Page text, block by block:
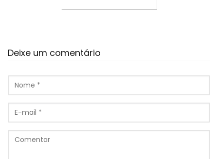
Deixe um comentário